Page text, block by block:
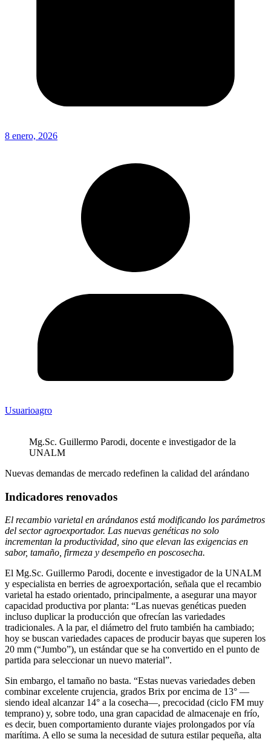
8 enero, 2026
Usuarioagro
Mg.Sc. Guillermo Parodi, docente e investigador de la
UNALM
Nuevas demandas de mercado redefinen la calidad del arándano
Indicadores renovados
El recambio varietal en arándanos está modificando los parámetros
del sector agroexportador. Las nuevas genéticas no solo
incrementan la productividad, sino que elevan las exigencias en
sabor, tamaño, firmeza y desempeño en poscosecha.
El Mg.Sc. Guillermo Parodi, docente e investigador de la UNALM
y especialista en berries de agroexportación, señala que el recambio
varietal ha estado orientado, principalmente, a asegurar una mayor
capacidad productiva por planta: “Las nuevas genéticas pueden
incluso duplicar la producción que ofrecían las variedades
tradicionales. A la par, el diámetro del fruto también ha cambiado;
hoy se buscan variedades capaces de producir bayas que superen los
20 mm (“Jumbo”), un estándar que se ha convertido en el punto de
partida para seleccionar un nuevo material”.
Sin embargo, el tamaño no basta. “Estas nuevas variedades deben
combinar excelente crujencia, grados Brix por encima de 13° —
siendo ideal alcanzar 14° a la cosecha—, precocidad (ciclo FM muy
temprano) y, sobre todo, una gran capacidad de almacenaje en frío,
es decir, buen comportamiento durante viajes prolongados por vía
marítima. A ello se suma la necesidad de sutura estilar pequeña, alta